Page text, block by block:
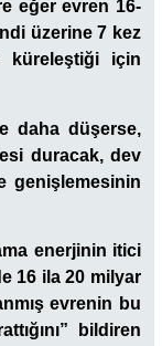
eğer evren 16-
üzerine 7 kez
küreleştiği için
daha düşerse,
duracak, dev
genişlemesinin
enerjinin itici
16 ila 20 milyar
evrenin bu
bildiren